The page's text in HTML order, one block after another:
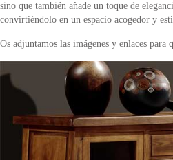
sino que también añade un toque de
convirtiéndolo en un espacio acogedor y
Os adjuntamos las imágenes y enlaces